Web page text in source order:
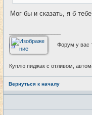
Мог бы и сказать, я б
Форум у вас
Куплю пиджак с отливом,
Вернуться к началу